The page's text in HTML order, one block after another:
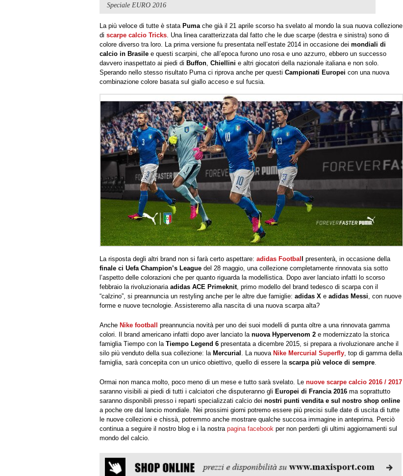
Speciale EURO 2016
La più veloce di tutte è stata Puma che già il 21 aprile scorso ha svelato al mondo la sua nuova collezione
di scarpe calcio Tricks . Una linea caratterizzata dal fatto che le due scarpe (destra e sinistra) sono di
colore diverso tra loro. La prima versione fu presentata nell’estate 2014 in occasione dei mondiali di
calcio in Brasile e questi scarpini, che all’epoca furono uno rosa e uno azzurro, ebbero un successo
davvero inaspettato ai piedi di Buffon Chiellini e altri giocatori della nazionale italiana e non solo.
Sperando nello stesso risultato Puma ci riprova anche per questi Campionati Europei con una nuova
combinazione colore basata sul giallo acceso e sul fucsia.
La risposta degli altri brand non si farà certo aspettare: adidas Football presenterà, in occasione della
finale ci Uefa Champion’s League del 28 maggio, una collezione completamente rinnovata sia sotto
l’aspetto delle colorazioni che per quanto riguarda la modellistica. Dopo aver lanciato infatti lo scorso
febbraio la rivoluzionaria adidas ACE Primeknit, primo modello del brand tedesco di scarpa con il
“calzino”, si preannuncia un restyling anche per le altre due famiglie: adidas X e adidas Messi , con nuove
forme e nuove tecnologie. Assisteremo alla nascita di una nuova scarpa alta?
Anche Nike football preannuncia novità per uno dei suoi modelli di punta oltre a una rinnovata gamma
colori. Il brand americano infatti dopo aver lanciato la nuova Hypervenom 2 e modernizzato la storica
famiglia Tiempo con la Tiempo Legend 6 presentata a dicembre 2015, si prepara a rivoluzionare anche il
silo più venduto della sua collezione: la Mercurial . La nuova Nike Mercurial Superfly , top di gamma della
famiglia, sarà concepita con un unico obiettivo, quello di essere la scarpa più veloce di sempre
Ormai non manca molto, poco meno di un mese e tutto sarà svelato. Le nuove scarpe calcio 2016 / 2017
saranno visibili ai piedi di tutti i calciatori che disputeranno gli Europei di Francia 2016 ma soprattutto
saranno disponibili presso i reparti specializzati calcio dei nostri punti vendita e sul nostro shop online
a poche ore dal lancio mondiale. Nei prossimi giorni potremo essere più precisi sulle date di uscita di tutte
le nuove collezioni e chissà, potremmo anche mostrare qualche succosa immagine in anteprima. Perciò
continua a seguire il nostro blog e i la nostra pagina facebook per non perderti gli ultimi aggiornamenti sul
mondo del calcio.